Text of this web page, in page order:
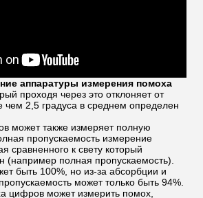
аппаратуры измерения помоха
проходя через это отклоняет от
чем 2,5 градуса в среднем определен
может также измеряет полную
пропускаемость измерение
сравненного к свету который
(например полная пропускаемость).
быть 100%, но из-за абсорбции и
может только быть 94%.
цифров может измерить помох,